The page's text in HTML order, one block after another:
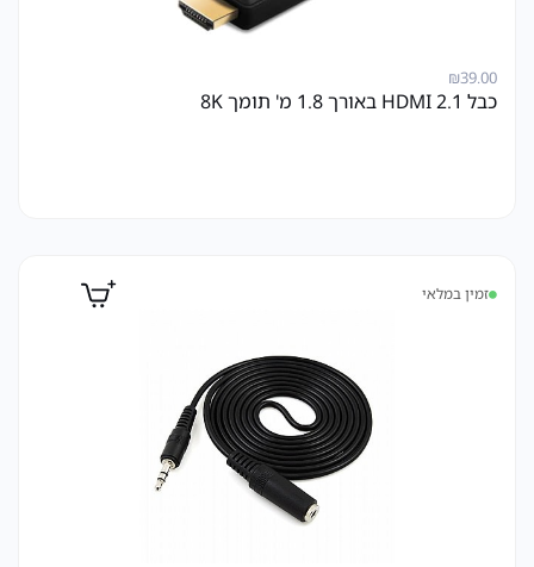
₪39.00
כבל HDMI 2.1 באורך 1.8 מ' תומך 8K
זמין במלאי